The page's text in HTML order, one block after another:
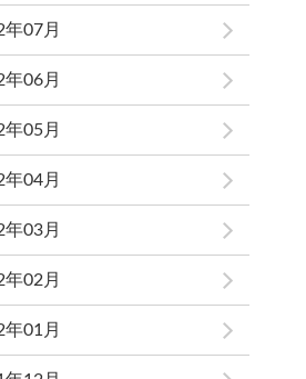
年07月
年06月
年05月
年04月
年03月
年02月
年01月